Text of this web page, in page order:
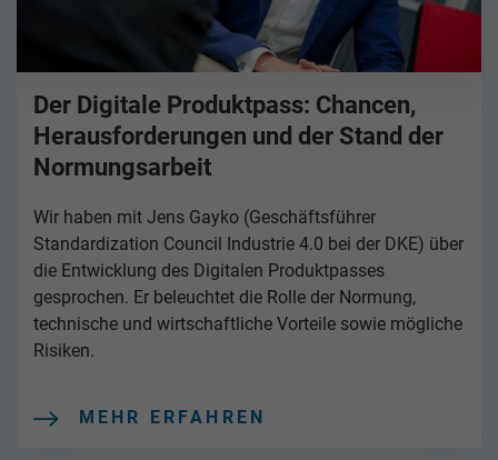
Der Digitale Produktpass: Chancen,
Herausforderungen und der Stand der
Normungsarbeit
Wir haben mit Jens Gayko (Geschäftsführer
Standardization Council Industrie 4.0 bei der DKE) über
die Entwicklung des Digitalen Produktpasses
gesprochen. Er beleuchtet die Rolle der Normung,
technische und wirtschaftliche Vorteile sowie mögliche
Risiken.
MEHR ERFAHREN